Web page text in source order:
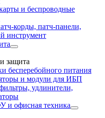
и беспроводные
корды, патч-панели,
инструмент
защита
бесперебойного питания
и модули для ИБП
удлинители,
офисная техника